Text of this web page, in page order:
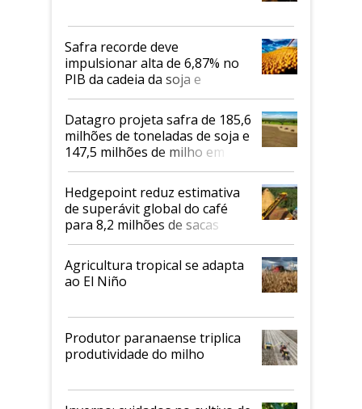
Safra recorde deve
impulsionar alta de 6,87% no
PIB da cadeia da soja e
biodiesel em 2026
Datagro projeta safra de 185,6
milhões de toneladas de soja e
147,5 milhões de milho em
2026/27
Hedgepoint reduz estimativa
de superávit global do café
para 8,2 milhões de sacas
Agricultura tropical se adapta
ao El Niño
Produtor paranaense triplica
produtividade do milho